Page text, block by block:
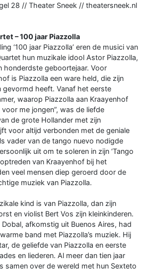
28 // Theater Sneek // theatersneek.nl
– 100 jaar Piazzolla
‘100 jaar Piazzolla’ eren de musici van
hun muzikale idool Astor Piazzolla,
honderdste geboortejaar. Voor
is Piazzolla een ware held, die zijn
gevormd heeft. Vanaf het eerste
waarop Piazzolla aan Kraayenhof
me jongen”, was de liefde
de grote Hollander met zijn
voor altijd verbonden met de geniale
vader van de tango nuevo nodigde
uit om te soleren in zijn ‘Tango
van Kraayenhof bij het
veel mensen diep geroerd door de
muziek van Piazzolla.
kind is van Piazzolla, dan zijn
en violist Bert Vos zijn kleinkinderen.
afkomstig uit Buenos Aires, had
band met Piazzolla’s muziek. Hij
de geliefde van Piazzolla en eerste
en liederen. Al meer dan tien jaar
samen over de wereld met hun Sexteto